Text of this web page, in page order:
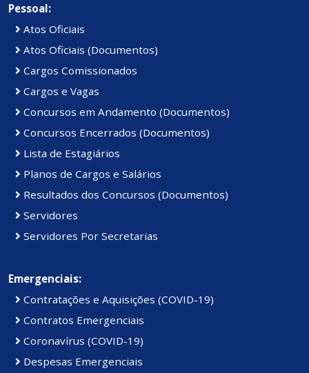
Pessoal:
Atos Oficiais
Atos Oficiais (Documentos)
Cargos Comissionados
Cargos e Vagas
Concursos em Andamento (Documentos)
Concursos Encerrados (Documentos)
Lista de Estagiários
Planos de Cargos e Salários
Resultados dos Concursos (Documentos)
Servidores
Servidores Por Secretarias
Emergenciais:
Contratações e Aquisições (COVID-19)
Contratos Emergenciais
Coronavírus (COVID-19)
Despesas Emergenciais